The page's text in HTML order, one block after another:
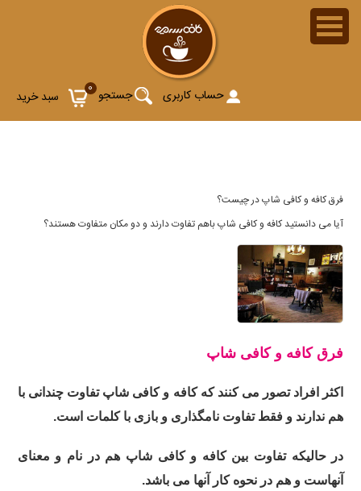
0 سبد خرید جستجو حساب کاربری
فرق کافه و کافی شاپ
فرق کافه و کافی شاپ در چیست؟
آیا می دانستید کافه و کافی شاپ باهم تفاوت دارند و دو مکان متفاوت هستند؟
فرق کافه و کافی شاپ
اکثر افراد تصور می کنند که کافه و کافی شاپ تفاوت چندانی با
هم ندارند و فقط تفاوت نامگذاری و بازی با کلمات است.
در حالیکه تفاوت بین کافه و کافی شاپ هم در نام و معنای
آنهاست و هم در نحوه کار آنها می باشد.